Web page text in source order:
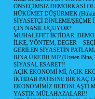
ÖNSEÇİMSİZ DEMORKASİ
HÜKÜMET DÜŞÜRMEK
SİYASETÇİ DİNLEME/ŞEÇME
ÇİN NASIL UÇUYOR?
MUHALEFET İKTİDAR,
İLKE, YÖNTEM, DEGER =
GERİLEN SİYASETİN
BİNA ÜRETİR Mİ? (Üreten Bina,
SİYASAL ESARET!!
AÇIK EKONOMİ Mİ, AÇIK
İKTİDAR PATİSİNE BİR KAÇ
EKONOMİMİZ BETONLAŞTI
YASTIK MÜLAHAZALARI!!